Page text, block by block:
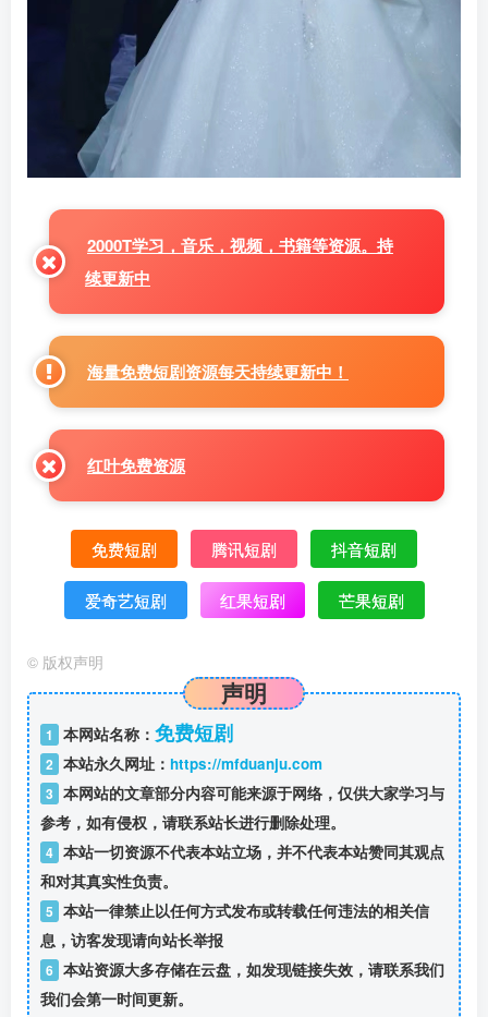
2000T学习，音乐，视频，书籍等资源。持
续更新中
海量免费短剧资源每天持续更新中！
红叶免费资源
免费短剧 腾讯短剧 抖音短剧
爱奇艺短剧 红果短剧 芒果短剧
© 版权声明
声明
1 本网站名称： 免费短剧
2 本站永久网址： https://mfduanju.com
3 本网站的文章部分内容可能来源于网络，仅供大家学习与
参考，如有侵权，请联系站长进行删除处理。
4 本站一切资源不代表本站立场，并不代表本站赞同其观点
和对其真实性负责。
5 本站一律禁止以任何方式发布或转载任何违法的相关信
息，访客发现请向站长举报
6 本站资源大多存储在云盘，如发现链接失效，请联系我们
我们会第一时间更新。